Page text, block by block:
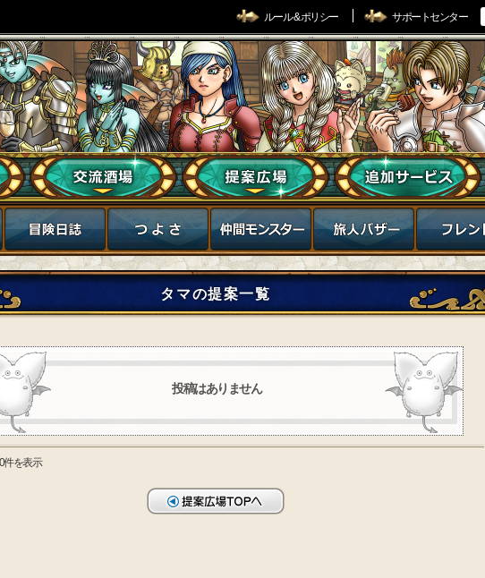
ルール & ポリシー サポートセンター
タマの提案一覧
投稿はありません
件を表示